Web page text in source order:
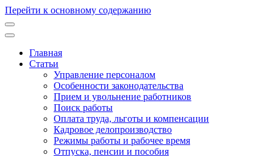
Перейти к основному содержанию
Основная
навигация
Главная
Статьи
Управление персоналом
Особенности законодательства
Прием и увольнение работников
Поиск работы
Оплата труда, льготы и компенсации
Кадровое делопроизводство
Режимы работы и рабочее время
Отпуска, пенсии и пособия